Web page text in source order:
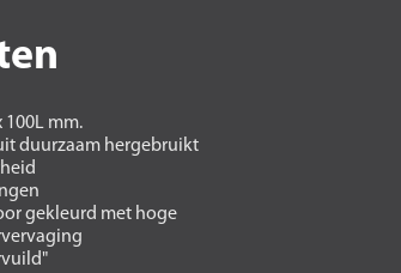
100L mm.
duurzaam hergebruikt
gekleurd met hoge